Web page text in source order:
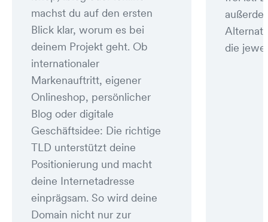
machst du auf den ersten
Blick klar, worum es bei
deinem Projekt geht. Ob
internationaler
Markenauftritt, eigener
Onlineshop, persönlicher
Blog oder digitale
Geschäftsidee: Die richtige
TLD unterstützt deine
Positionierung und macht
deine Internetadresse
einprägsam. So wird deine
Domain nicht nur zur
die